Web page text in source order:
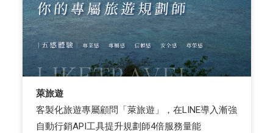
萊旅遊
客製化旅遊專屬顧問「萊旅遊」，在LINE導入漸強
自動行銷API工具提升規劃師4倍服務量能